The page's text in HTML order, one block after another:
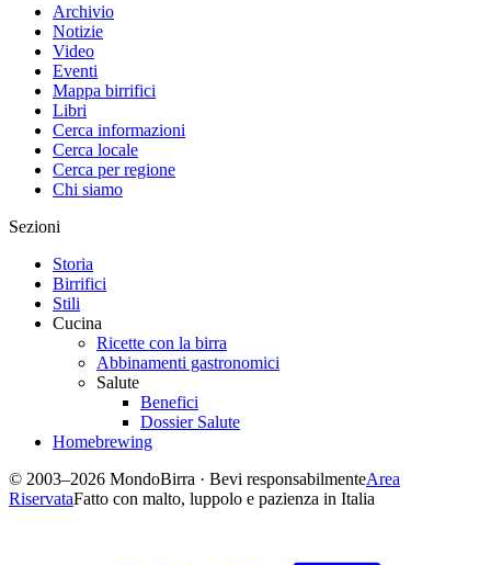
Archivio
Notizie
Video
Eventi
Mappa birrifici
Libri
Cerca informazioni
Cerca locale
Cerca per regione
Chi siamo
Sezioni
Storia
Birrifici
Stili
Cucina
Ricette con la birra
Abbinamenti gastronomici
Salute
Benefici
Dossier Salute
Homebrewing
© 2003–2026 MondoBirra · Bevi responsabilmenteArea
RiservataFatto con malto, luppolo e pazienza in Italia